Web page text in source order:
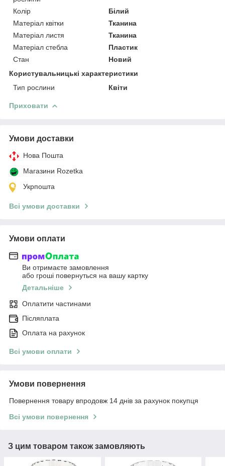
Колір
Білий
Матеріал квітки
Тканина
Матеріал листя
Тканина
Матеріал стебла
Пластик
Стан
Новий
Користувальницькі характеристики
Тип рослини
Квіти
Приховати
Умови доставки
Нова Пошта
Магазини Rozetka
Укрпошта
Всі умови доставки
Умови оплати
Ви отримаєте замовлення
або гроші повернуться на вашу картку
Детальніше
Оплатити частинами
Післяплата
Оплата на рахунок
Всі умови оплати
Умови повернення
Повернення товару впродовж 14 днів за рахунок покупця
Всі умови повернення
З цим товаром також замовляють